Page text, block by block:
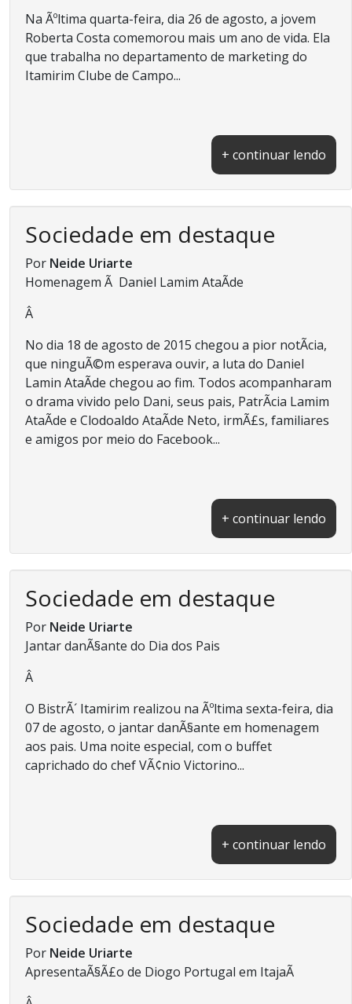
Na Ãºltima quarta-feira, dia 26 de agosto, a jovem
Roberta Costa comemorou mais um ano de vida. Ela
que trabalha no departamento de marketing do
Itamirim Clube de Campo...
+ continuar lendo
Sociedade em destaque
Por Neide Uriarte
Homenagem Ã Daniel Lamim AtaÃ­de
Â
No dia 18 de agosto de 2015 chegou a pior notÃ­cia,
que ninguÃ©m esperava ouvir, a luta do Daniel
Lamin AtaÃ­de chegou ao fim. Todos acompanharam
o drama vivido pelo Dani, seus pais, PatrÃ­cia Lamim
AtaÃ­de e Clodoaldo AtaÃ­de Neto, irmÃ£s, familiares
e amigos por meio do Facebook...
+ continuar lendo
Sociedade em destaque
Por Neide Uriarte
Jantar danÃ§ante do Dia dos Pais
Â
O BistrÃ´ Itamirim realizou na Ãºltima sexta-feira, dia
07 de agosto, o jantar danÃ§ante em homenagem
aos pais. Uma noite especial, com o buffet
caprichado do chef VÃ¢nio Victorino...
+ continuar lendo
Sociedade em destaque
Por Neide Uriarte
ApresentaÃ§Ã£o de Diogo Portugal em ItajaÃ­